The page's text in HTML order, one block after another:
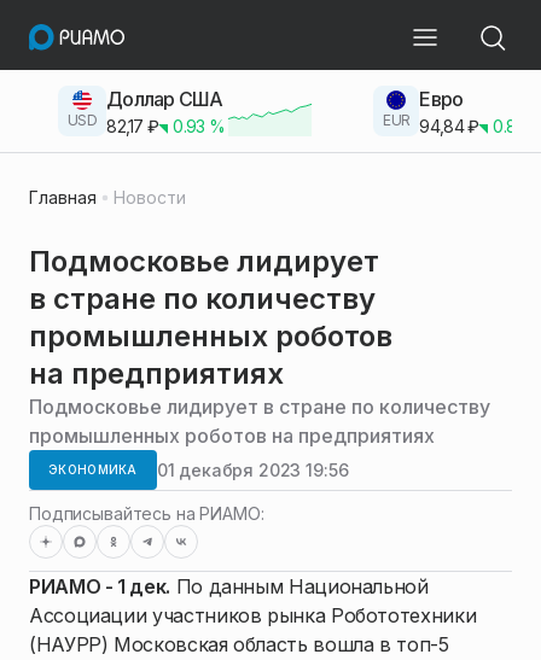
USD
Доллар США
82,17 ₽ 0.93 % EUR
Евро
94,84₽ 0.83
Главная Новости
Подмосковье лидирует
в стране по количеству
промышленных роботов
на предприятиях
Подмосковье лидирует в стране по количеству
промышленных роботов на предприятиях
ЭКОНОМИКА 01 декабря 2023 19:56
Подписывайтесь на РИАМО:
РИАМО - 1 дек. По данным Национальной
Ассоциации участников рынка Робототехники
(НАУРР) Московская область вошла в топ-5